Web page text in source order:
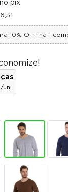
no pix
10% OFF na 1
un